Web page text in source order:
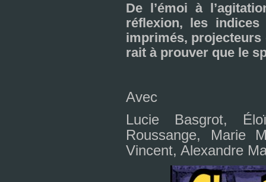
De l’émoi à
réflexion, les indi­ces
impri­més,
rait à prou­ver que le
Avec
Lucie Basgrot,
Roussange, Marie
Vincent, Alexandre